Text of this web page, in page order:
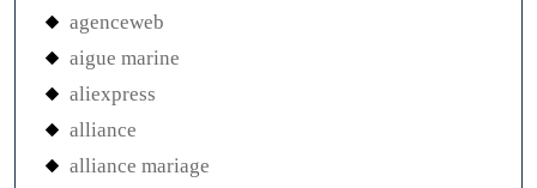
agenceweb
aigue marine
aliexpress
alliance
alliance mariage